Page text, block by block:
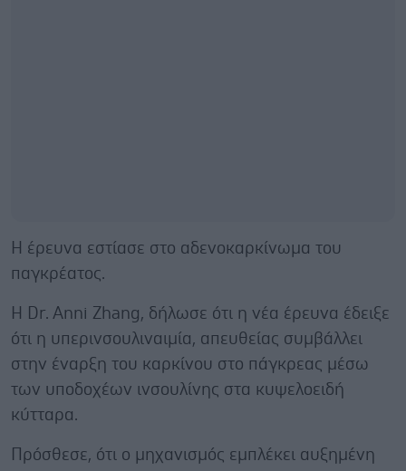
Η έρευνα εστίασε στο αδενοκαρκίνωμα του
παγκρέατος.
Η Dr. Anni Zhang, δήλωσε ότι η νέα έρευνα έδειξε
ότι η υπερινσουλιναιμία, απευθείας συμβάλλει
στην έναρξη του καρκίνου στο πάγκρεας μέσω
των υποδοχέων ινσουλίνης στα κυψελοειδή
κύτταρα.
Πρόσθεσε, ότι ο μηχανισμός εμπλέκει αυξημένη